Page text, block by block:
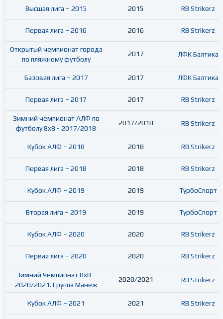
Высшая лига – 2015 2015 RB Strikerz
Первая лига – 2016 2016 RB Strikerz
Открытый чемпионат города
по пляжному футболу
2017 ЛФК Балтика
Базовая лига – 2017 2017 ЛФК Балтика
Первая лига – 2017 2017 RB Strikerz
Зимний чемпионат АЛФ по
футболу 8х8 - 2017/2018
2017/2018 RB Strikerz
Кубок АЛФ – 2018 2018 RB Strikerz
Первая лига – 2018 2018 RB Strikerz
Кубок АЛФ – 2019 2019 ТурбоСпорт
Вторая лига – 2019 2019 ТурбоСпорт
Кубок АЛФ – 2020 2020 RB Strikerz
Первая лига – 2020 2020 RB Strikerz
Зимний Чемпионат 8х8 -
2020/2021. Группа Манеж
2020/2021 RB Strikerz
Кубок АЛФ – 2021 2021 RB Strikerz